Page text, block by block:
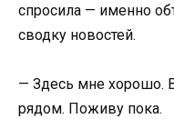
спросила — именно
сводку новостей.
— Здесь мне хорошо.
рядом. Поживу пока.